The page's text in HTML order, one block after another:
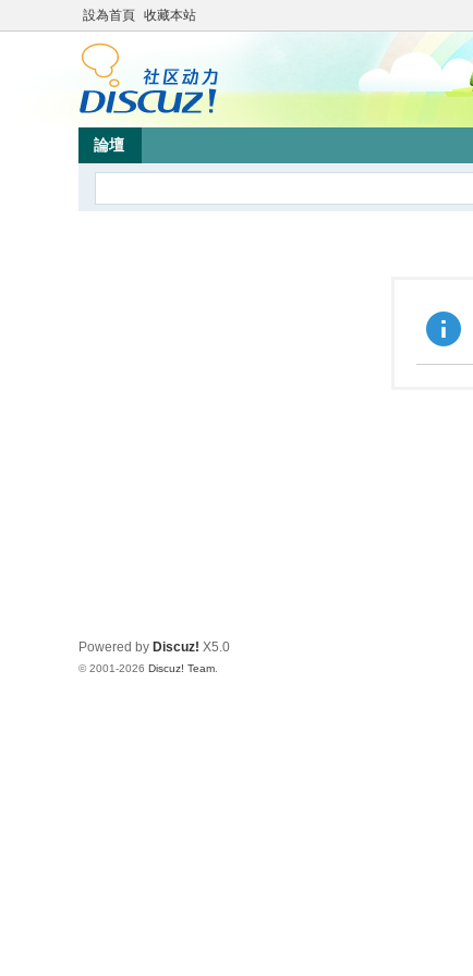
設為首頁 收藏本站
論壇
Powered by Discuz! X5.0
© 2001-2026 Discuz! Team